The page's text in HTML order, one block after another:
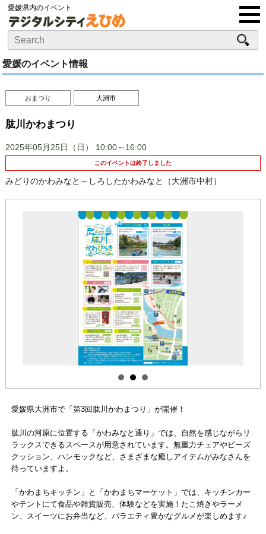
愛媛県内のイベント
愛媛のイベント情報
おまつり 大洲市
肱川かわまつり
2025年05月25日（日） 10:00～16:00
このイベントは終了しました
みどりのかわみなと～しろしたかわみなと（大洲市中村）
愛媛県大洲市で「第3回肱川かわまつり」が開催！
肱川の河原に位置する「かわみなと通り」では、自然を感じながらリ
ラックスできるスペースが用意されています。無重力チェアやビーズ
クッション、ハンモックなど、さまざまな癒しアイテムがみなさんを
待っていますよ。
「かわまちキッチン」と「かわまちマーケット」では、キッチンカー
やテントにて食品や雑貨販売、体験などを実施！たこ焼きやラーメ
ン、スイーツにお弁当など、バラエティ豊かなグルメが楽しめます♪